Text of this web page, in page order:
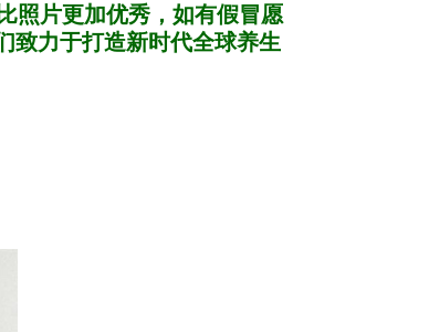
照片更加优秀，如有假冒愿
致力于打造新时代全球养生